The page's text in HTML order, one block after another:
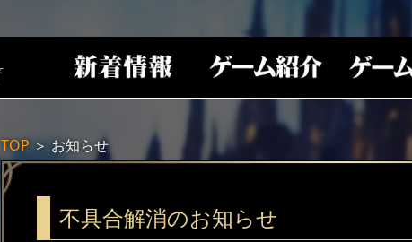
TOP＞お知らせ
不具合解消のお知らせ